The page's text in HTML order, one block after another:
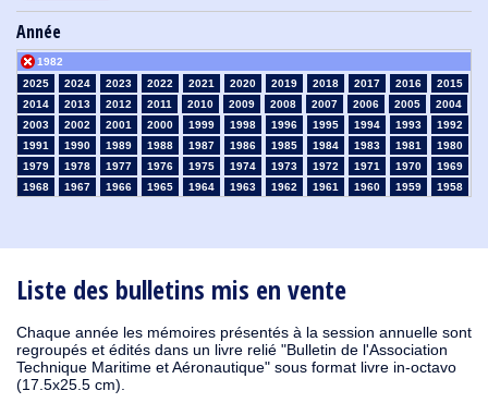
Liste des bulletins mis en vente
Chaque année les mémoires présentés à la session annuelle sont
regroupés et édités dans un livre relié "Bulletin de l'Association
Technique Maritime et Aéronautique" sous format livre in-octavo
(17.5x25.5 cm).
Année
2025 2024 2023 2022 2021 2020 2019 2018 2017 2016
2015
2014
2013 2012 2011 2010 2009 2008 2007 2006 2005
2004
2003
2002 2001 2000 1999 1998 1996 1995 1994 1993
1992
1991
1990 1989 1988 1987 1986 1985 1984 1983
1982
1981
1980
1979
1978 1977 1976 1975 1974 1973 1972 1971 1970
1969
1968
1967 1966 1965 1964 1963 1962 1961 1960 1959
1958
1930
1929 1926 1925 1924 1915 1914 1913 1912 1911
1910